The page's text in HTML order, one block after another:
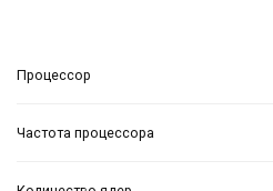
Процессор
Частота процессора